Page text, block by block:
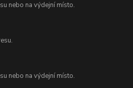
nebo na výdejní místo.
nebo na výdejní místo.